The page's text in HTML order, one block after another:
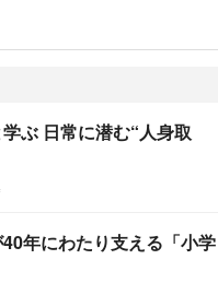
ぶ 日常に潜む“人身取
年にわたり支える「小学